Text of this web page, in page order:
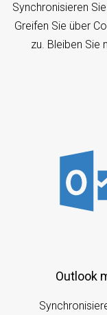
Synchronisieren
Greifen Sie über
zu. Bleiben Sie
Outlook